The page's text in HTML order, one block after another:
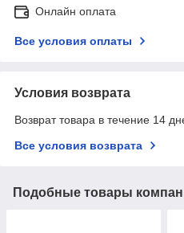
Онлайн оплата
Все условия оплаты
Условия возврата
Возврат товара в течение 14
Все условия возврата
Подобные товары